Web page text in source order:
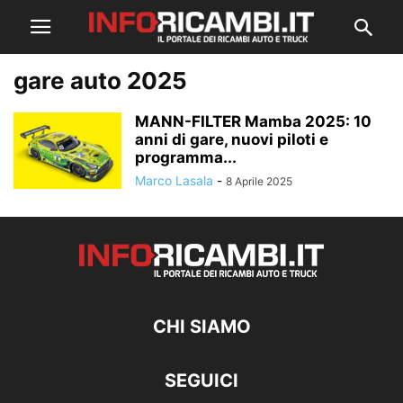
gare auto 2025
MANN-FILTER Mamba 2025: 10
anni di gare, nuovi piloti e
programma...
Marco Lasala - 8 Aprile 2025
CHI SIAMO
SEGUICI